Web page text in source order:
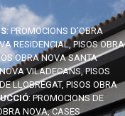
: PROMOCIONS D’OBRA
RESIDENCIAL, PISOS OBRA
OBRA NOVA SANTA
VILADECANS, PISOS
LLOBREGAT, PISOS OBRA
: PROMOCIONS DE
NOVA, CASES